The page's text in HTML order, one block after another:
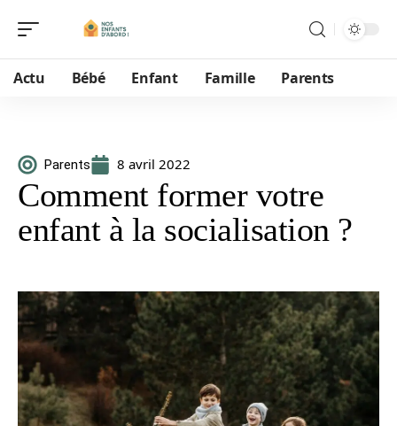
Actu Bébé Enfant Famille Parents
Parents 8 avril 2022
Comment former votre
enfant à la socialisation ?